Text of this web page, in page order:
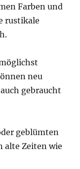
Farben und
rustikale
neu
gebraucht
geblümten
alte Zeiten wie